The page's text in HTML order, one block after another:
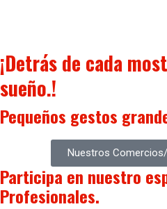
¡Detrás de cada
sueño.!
Pequeños gestos
Nuestros
Participa en nuestro
Profesionales.